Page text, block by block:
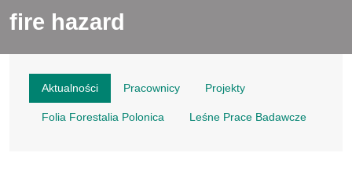
fire hazard
Aktualności Pracownicy Projekty
Folia Forestalia Polonica Leśne Prace Badawcze